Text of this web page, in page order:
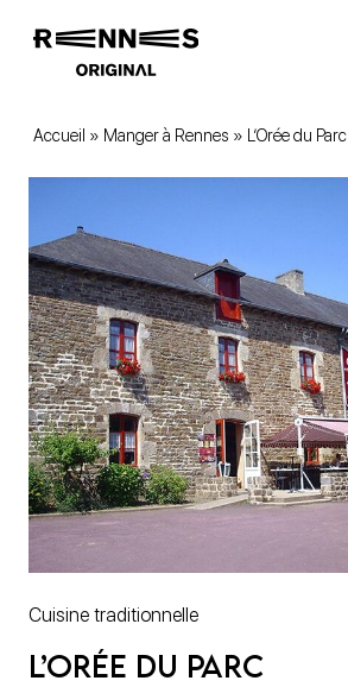
Accueil » Manger à Rennes » L’Orée du Parc
Cuisine traditionnelle
L’Orée du Parc